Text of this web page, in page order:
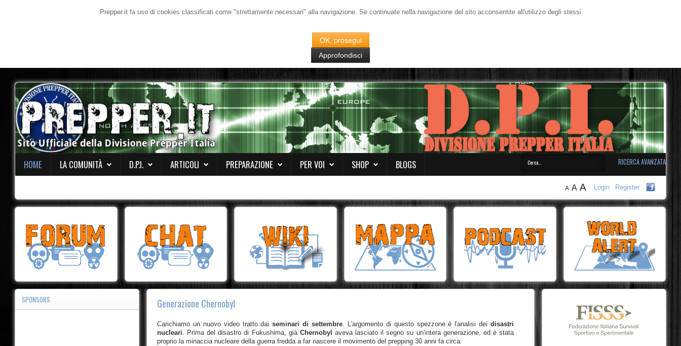
Prepper.it fa uso di cookies classificati come "strettamente necessari" alla navigazione. Se continuate nella navigazione del sito acconsentite all'utilizzo degli stessi
OK, prosegui
Approfondisci
HOME LA COMUNITÀ D.P.I. ARTICOLI PREPARAZIONE PER VOI SHOP BLOGS RICERCA AVANZATA
Login Register
A A A
Generazione Chernobyl
Carichiamo un nuovo video tratto daiseminari di settembre. L'argomento di questo spezzone è l'analisi dei disastri
nucleari. Prima del disastro di Fukushima, già Chernobyl aveva lasciato il segno su un'intera generazione, ed è stata
proprio la minaccia nucleare della guerra fredda a far nascere il movimento del prepping 30 anni fa circa.
SPONSORS